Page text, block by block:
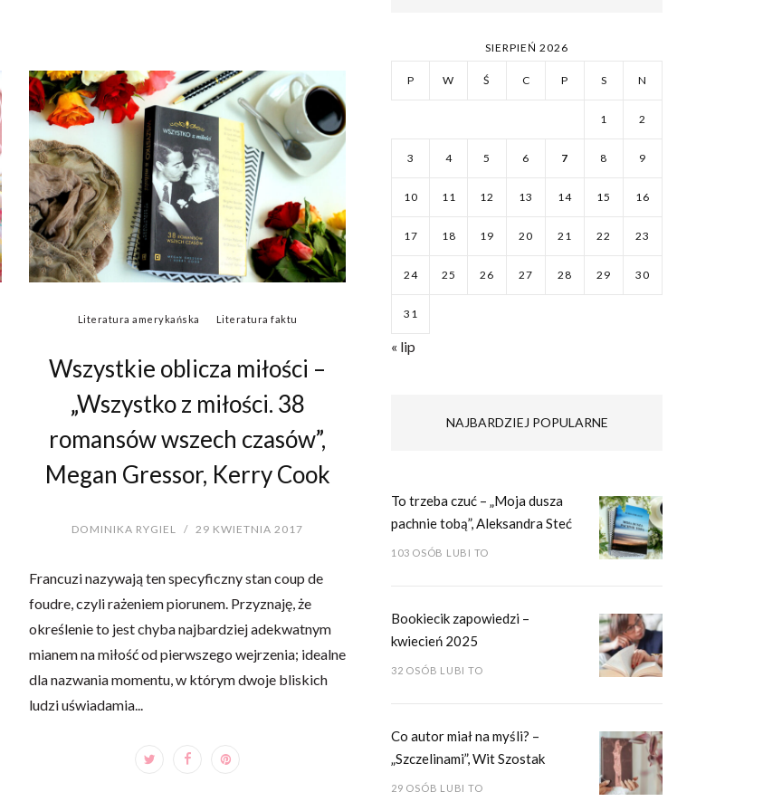
Literatura amerykańska Literatura faktu
Wszystkie oblicza miłości –
„Wszystko z miłości. 38
romansów wszech czasów”,
Megan Gressor, Kerry Cook
DOMINIKA RYGIEL / 29 KWIETNIA 2017
Francuzi nazywają ten specyficzny stan coup de
foudre, czyli rażeniem piorunem. Przyznaję, że
określenie to jest chyba najbardziej adekwatnym
mianem na miłość od pierwszego wejrzenia; idealne
dla nazwania momentu, w którym dwoje bliskich
ludzi uświadamia...
SIERPIEŃ 2026
P W Ś C P S N
1 2
3 4 5 6 7 8 9
10 11 12 13 14 15 16
17 18 19 20 21 22 23
24 25 26 27 28 29 30
31
« lip
NAJBARDZIEJ POPULARNE
To trzeba czuć – „Moja dusza
pachnie tobą”, Aleksandra Steć
103 OSÓB LUBI TO
Bookiecik zapowiedzi –
kwiecień 2025
32 OSÓB LUBI TO
Co autor miał na myśli? –
„Szczelinami”, Wit Szostak
29 OSÓB LUBI TO